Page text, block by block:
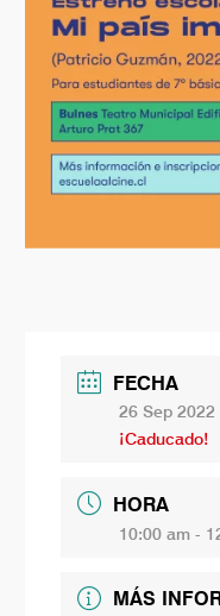
FECHA
26 Sep 2022
¡Caducado!
HORA
10:00 am -
MÁS